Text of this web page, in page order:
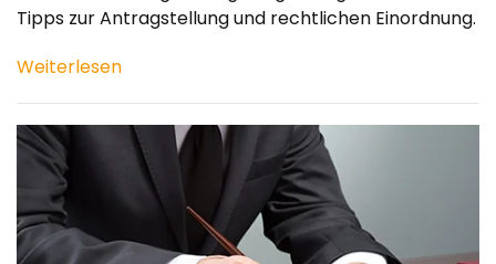
Tipps zur Antragstellung und rechtlichen Einordnung.
Weiterlesen